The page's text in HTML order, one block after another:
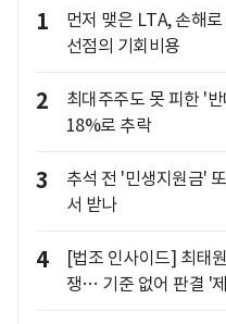
1
먼저 맺은 LTA, 손해
선점의 기회비용
2
최대주주도 못 피한 '
18%로 추락
3
추석 전 '민생지원금'
서 받나
4
[법조 인사이드] 최태
쟁… 기준 없어 판결 '